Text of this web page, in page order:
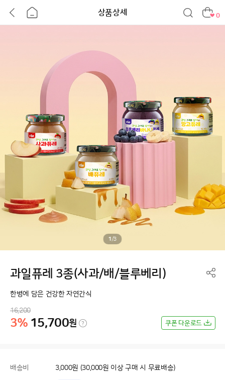
상품상세 0
1 /3
과일퓨레 3종(사과/배/블루베리)
한병에 담은 건강한 자연간식
16,200
3% 15,700원 쿠폰 다운로드
배송비 3,000원 (30,000원 이상 구매 시 무료배송)